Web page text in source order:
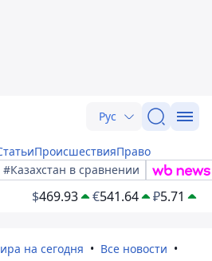
Рус
ПроисшествияПраво
#Казахстан в сравнении
$469.93 €541.64 ₽5.71
на сегодня
Все новости